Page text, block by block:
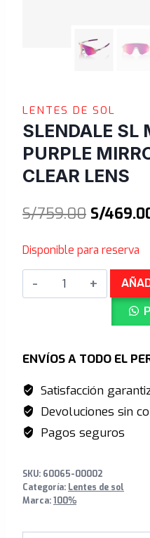
LENTES DE SOL
SLENDALE SL
PURPLE
CLEAR LENS
S/759.00 El
era:
S/
S/
Disponible para reserva
SLENDALE
SL
Purple
Lens
+
Clear
cantidad
ENVÍOS A TODO EL
Satisfacción
Devoluciones sin
Pagos seguros
SKU: 60065-00002
Categoría: Lentes de sol
Marca:100%